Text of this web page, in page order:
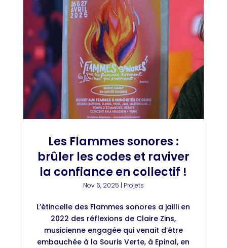
Les Flammes sonores :
brûler les codes et raviver
la confiance en collectif !
Nov 6, 2025 | Projets
L’étincelle des Flammes sonores a jailli en
2022 des réflexions de Claire Zins,
musicienne engagée qui venait d’être
embauchée à la Souris Verte, à Epinal, en